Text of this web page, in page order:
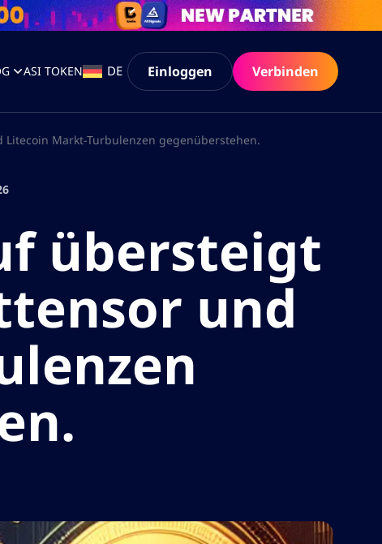
ASI TOKEN DE Einloggen Verbinden
Markt-Turbulenzen gegenüberstehen.
übersteigt
und